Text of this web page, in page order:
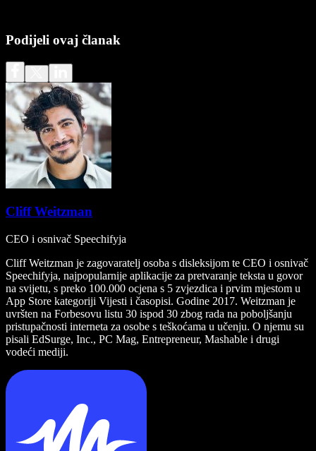
Podijeli ovaj članak
Cliff Weitzman
CEO i osnivač Speechifyja
Cliff Weitzman je zagovaratelj osoba s disleksijom te CEO i osnivač
Speechifyja, najpopularnije aplikacije za pretvaranje teksta u govor
na svijetu, s preko 100.000 ocjena s 5 zvjezdica i prvim mjestom u
App Store kategoriji Vijesti i časopisi. Godine 2017. Weitzman je
uvršten na Forbesovu listu 30 ispod 30 zbog rada na poboljšanju
pristupačnosti interneta za osobe s teškoćama u učenju. O njemu su
pisali EdSurge, Inc., PC Mag, Entrepreneur, Mashable i drugi
vodeći mediji.